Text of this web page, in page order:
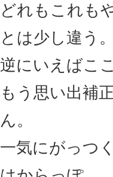
どれもこれも
とは少し違う。
逆にいえばこ
もう思い出補
ん。
一気にがっつ